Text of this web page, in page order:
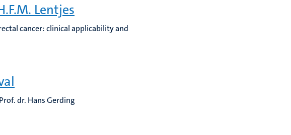
Lentjes
cancer: clinical applicability and
dr. Hans Gerding